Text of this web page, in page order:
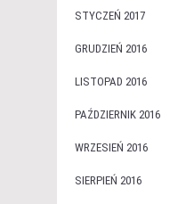
STYCZEŃ 2017
GRUDZIEŃ 2016
LISTOPAD 2016
PAŹDZIERNIK 2016
WRZESIEŃ 2016
SIERPIEŃ 2016